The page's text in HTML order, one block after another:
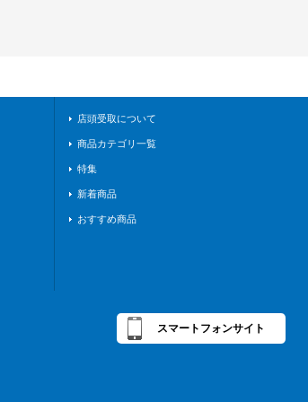
店頭受取について
商品カテゴリ一覧
特集
新着商品
おすすめ商品
スマートフォンサイト